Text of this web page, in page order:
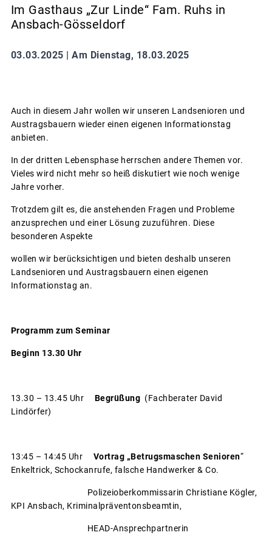
Im Gasthaus „Zur Linde“ Fam. Ruhs in
Ansbach-Gösseldorf
03.03.2025 | Am Dienstag, 18.03.2025
Auch in diesem Jahr wollen wir unseren Landsenioren und
Austragsbauern wieder einen eigenen Informationstag
anbieten.
In der dritten Lebensphase herrschen andere Themen vor.
Vieles wird nicht mehr so heiß diskutiert wie noch wenige
Jahre vorher.
Trotzdem gilt es, die anstehenden Fragen und Probleme
anzusprechen und einer Lösung zuzuführen. Diese
besonderen Aspekte
wollen wir berücksichtigen und bieten deshalb unseren
Landsenioren und Austragsbauern einen eigenen
Informationstag an.
Programm zum Seminar
Beginn 13.30 Uhr
13.30 – 13.45 Uhr Begrüßung (Fachberater David
Lindörfer)
13:45 – 14:45 Uhr Vortrag „Betrugsmaschen Senioren“
Enkeltrick, Schockanrufe, falsche Handwerker & Co.
Polizeioberkommissarin Christiane Kögler,
KPI Ansbach, Kriminalpräventonsbeamtin,
HEAD-Ansprechpartnerin